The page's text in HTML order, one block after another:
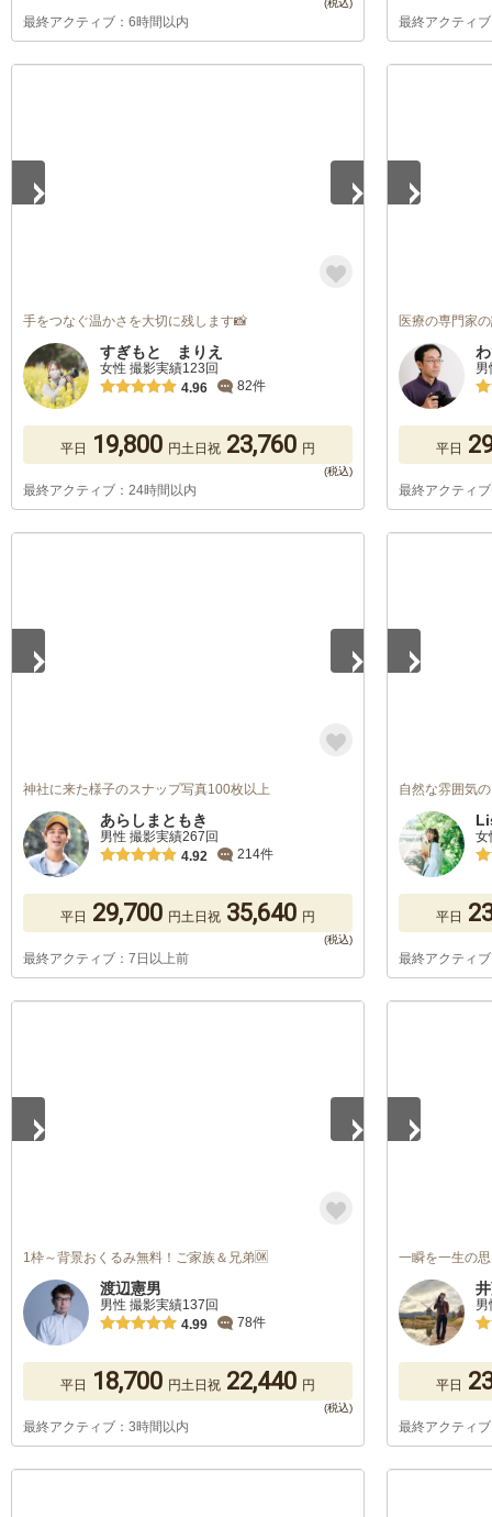
最終アクティブ：6時間以内 最終アクティ
手をつなぐ温かさを大切に残します📸
すぎもと まりえ
女性 撮影実績123回
4.96
82件
平日 19,800 円土日祝 23,760 円
最終アクティブ：24時間以内
医療の専門家
平日
最終アクティ
神社に来た様子のスナップ写真100枚以上
あらしまともき
男性 撮影実績267回
4.92
214件
平日 29,700 円土日祝 35,640 円
最終アクティブ：7日以上前
自然な雰囲気
女
平日
最終アクティ
1枠～背景おくるみ無料！ご家族＆兄弟🆗
渡辺憲男
男性 撮影実績137回
4.99
78件
平日 18,700 円土日祝 22,440 円
最終アクティブ：3時間以内
一瞬を一生の
平日
最終アクティ